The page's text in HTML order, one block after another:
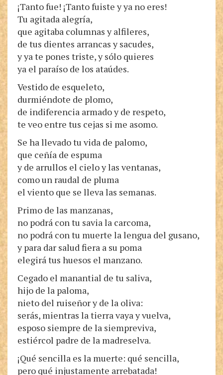
¡Tanto fue! ¡Tanto fuiste y ya no eres!
Tu agitada alegría,
que agitaba columnas y alfileres,
de tus dientes arrancas y sacudes,
y ya te pones triste, y sólo quieres
ya el paraíso de los ataúdes.
Vestido de esqueleto,
durmiéndote de plomo,
de indiferencia armado y de respeto,
te veo entre tus cejas si me asomo.
Se ha llevado tu vida de palomo,
que ceñía de espuma
y de arrullos el cielo y las ventanas,
como un raudal de pluma
el viento que se lleva las semanas.
Primo de las manzanas,
no podrá con tu savia la carcoma,
no podrá con tu muerte la lengua del gusano,
y para dar salud fiera a su poma
elegirá tus huesos el manzano.
Cegado el manantial de tu saliva,
hijo de la paloma,
nieto del ruiseñor y de la oliva:
serás, mientras la tierra vaya y vuelva,
esposo siempre de la siempreviva,
estiércol padre de la madreselva.
¡Qué sencilla es la muerte: qué sencilla,
pero qué injustamente arrebatada!